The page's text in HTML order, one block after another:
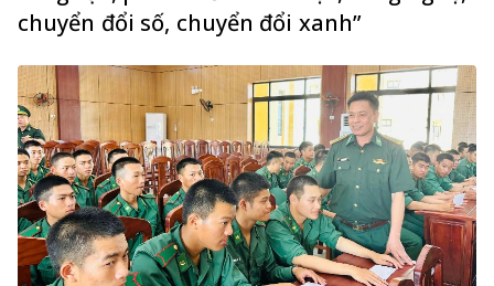
chuyển đổi số, chuyển đổi xanh”